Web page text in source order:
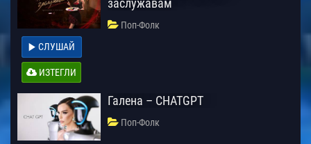
заслужавам
Поп-Фолк
СЛУШАЙ
ИЗТЕГЛИ
Галена – CHATGPT
Поп-Фолк